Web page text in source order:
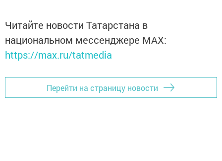
Читайте новости Татарстана в
национальном мессенджере MАХ:
https://max.ru/tatmedia
Перейти на страницу новости